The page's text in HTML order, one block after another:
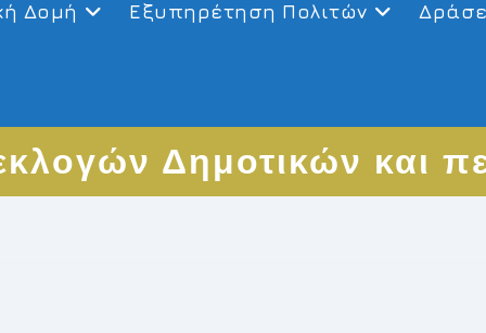
Δομή Εξυπηρέτηση Πολιτών
Δημοτικών και